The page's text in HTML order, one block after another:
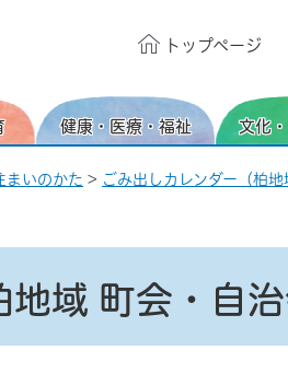
トップページ
健康・医療・福祉 文化
まいのかた > ごみ出しカレンダー（柏地
域 町会・自治